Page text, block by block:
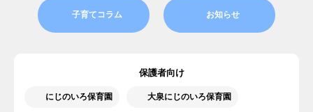
子育てコラム お知らせ
保護者向け
にじのいろ保育園 大泉にじのいろ保育園